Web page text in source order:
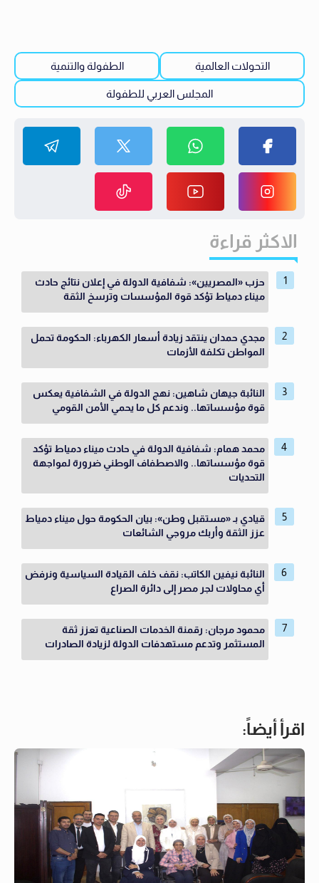
التحولات العالمية الطفولة والتنمية
المجلس العربي للطفولة
الاكثر قراءة
حزب «المصريين»: شفافية الدولة في إعلان نتائج حادث
ميناء دمياط تؤكد قوة المؤسسات وترسخ الثقة
مجدي حمدان ينتقد زيادة أسعار الكهرباء: الحكومة تحمل
المواطن تكلفة الأزمات
النائبة جيهان شاهين: نهج الدولة في الشفافية يعكس
قوة مؤسساتها.. وندعم كل ما يحمي الأمن القومي
محمد همام: شفافية الدولة في حادث ميناء دمياط تؤكد
قوة مؤسساتها.. والاصطفاف الوطني ضرورة لمواجهة
التحديات
قيادي بـ «مستقبل وطن»: بيان الحكومة حول ميناء دمياط
عزز الثقة وأربك مروجي الشائعات
النائبة نيفين الكاتب: نقف خلف القيادة السياسية ونرفض
أي محاولات لجر مصر إلى دائرة الصراع
محمود مرجان: رقمنة الخدمات الصناعية تعزز ثقة
المستثمر وتدعم مستهدفات الدولة لزيادة الصادرات
اقرأ أيضاً: